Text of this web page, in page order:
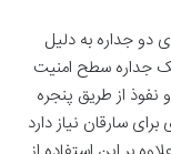
دوجداره به دلیل
جداره سطح امنیت
و نفوذ از طریق پنجره
برای سارقان نیازدارد